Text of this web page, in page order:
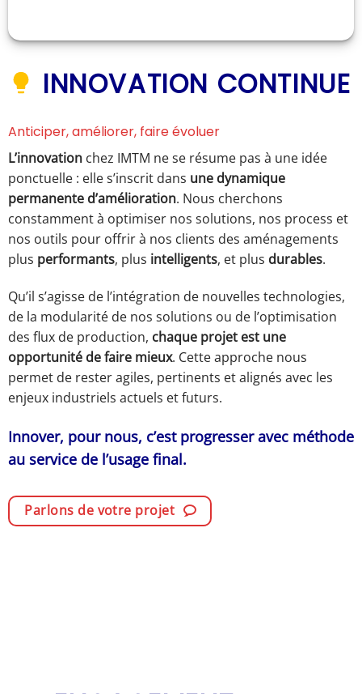
INNOVATION CONTINUE
Anticiper, améliorer, faire évoluer
L’innovationchez IMTM ne se résume pas à une idée
ponctuelle : elle s’inscrit dans une dynamique
permanente d’amélioration. Nous cherchons
constamment à optimiser nos solutions, nos process et
nos outils pour offrir à nos clients des aménagements
plus performants, plus intelligents, et plus durables.
Qu’il s’agisse de l’intégration de nouvelles technologies,
de la modularité de nos solutions ou de l’optimisation
des flux de production, chaque projet est une
opportunité de faire mieux. Cette approche nous
permet de rester agiles, pertinents et alignés avec les
enjeux industriels actuels et futurs.
Innover, pour nous, c’est progresser avec méthode
au service de l’usage final.
Parlons de votre projet